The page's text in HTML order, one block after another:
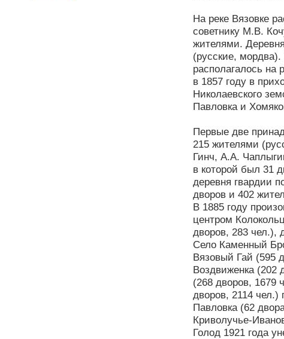
На реке Вязовке
советнику М.В.
жителями.
(русские,
располагалось на
в 1857 году в
Николаевского
Павловка и
Первые две
215 жителями
Гинч, А.А.
в которой был 31
деревня гвардии
дворов и 402
В 1885 году
центром
дворов, 283 чел.),
Село Каменный
Вязовый Гай (595
Воздвиженка (202
(268 дворов, 1679
дворов, 2114
Павловка (62
Криволучье-
Голод 1921 года